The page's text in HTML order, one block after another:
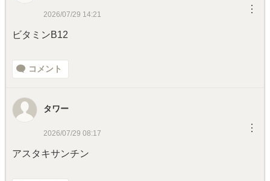
2026/07/29 14:21 ︙
ビタミンB12
コメント
タワー
2026/07/29 08:17 ︙
アスタキサンチン